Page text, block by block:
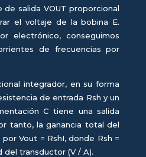
salida VOUT proporcional
el voltaje de la bobina E.
electrónico, conseguimos
de frecuencias por
integrador, en su forma
de entrada Rsh y un
C tiene una salida
tanto, la ganancia total del
Vout = RshI, donde Rsh =
del transductor (V / A).